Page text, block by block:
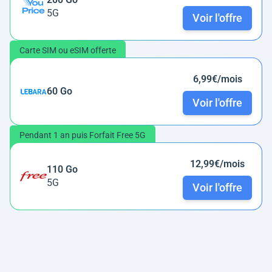
5G
Voir l'offre
Carte SIM ou eSIM offerte
60 Go
6,99€/mois
Voir l'offre
Pendant 1 an puis Forfait Free 5G
110 Go
5G
12,99€/mois
Voir l'offre